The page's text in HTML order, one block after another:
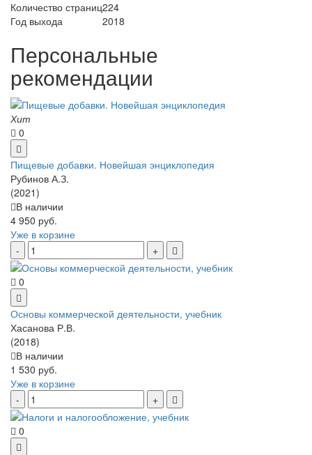
Количество страниц224
Год выхода
2018
Персональные
рекомендации
Хит
0
Пищевые добавки. Новейшая энциклопедия
Рубинов А.З.
(2021)
В наличии
4 950 руб.
Уже в корзине
0
Основы коммерческой деятельности, учебник
Хасанова Р.В.
(2018)
В наличии
1 530 руб.
Уже в корзине
0